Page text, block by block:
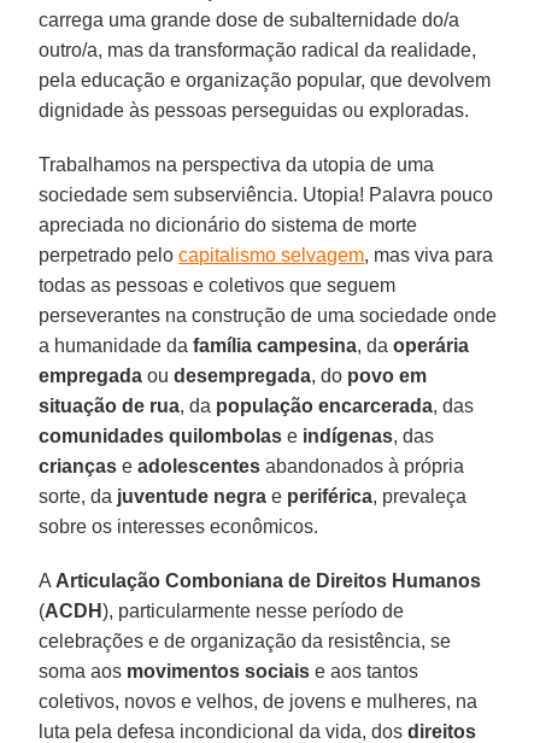
carrega uma grande dose de subalternidade do/a
outro/a, mas da transformação radical da realidade,
pela educação e organização popular, que devolvem
dignidade às pessoas perseguidas ou exploradas.
Trabalhamos na perspectiva da utopia de uma
sociedade sem subserviência. Utopia! Palavra pouco
apreciada no dicionário do sistema de morte
perpetrado pelocapitalismo selvagem, mas viva para
todas as pessoas e coletivos que seguem
perseverantes na construção de uma sociedade onde
a humanidade dafamília campesina, daoperária
empregada oudesempregada, do povo em
situação de rua, da população encarcerada, das
comunidades quilombolas e indígenas, das
crianças eadolescentes abandonados à própria
sorte, da juventude negra e periférica, prevaleça
sobre os interesses econômicos.
A Articulação Comboniana de Direitos Humanos
(ACDH), particularmente nesse período de
celebrações e de organização da resistência, se
soma aos movimentos sociais e aos tantos
coletivos, novos e velhos, de jovens e mulheres, na
luta pela defesa incondicional da vida, dosdireitos